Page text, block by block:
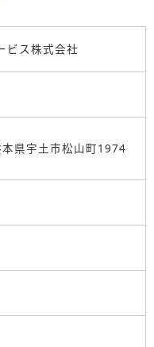
ビス株式会社
県宇土市松山町1974